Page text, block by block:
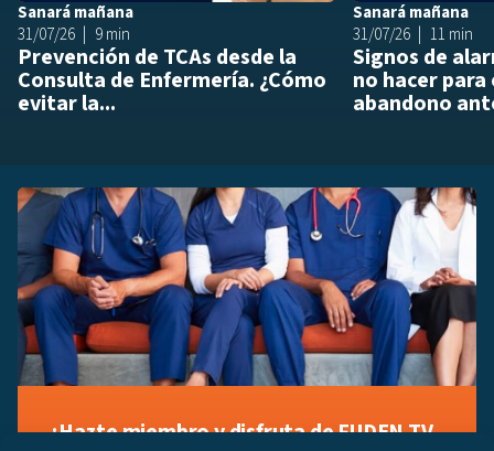
Sanará mañana
31/07/26
9 min
Prevención de TCAs desde la
Consulta de Enfermería. ¿Cómo
evitar la...
Sanará mañana
31/07/26
11 min
Signos de
no hacer
abandono
¡Hazte miembro y disfruta de FUDEN TV